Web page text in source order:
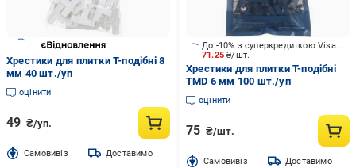
Хрестики для плитки Т-подібні 8
мм 40 шт./уп
оцінити
49 ₴/уп.
Cамовивіз Доставимо
71.25₴/шт.
До -10% з суперкредиткою Visa Вигода
Хрестики для плитки Т-подібні
TMD 6 мм 100 шт./уп
оцінити
75 ₴/шт.
Cамовивіз Доставимо